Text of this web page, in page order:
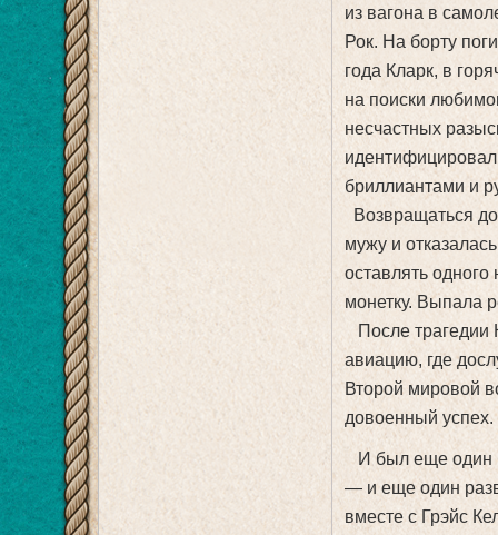
из вагона в
Рок. На борту
года Кларк, в
на поиски
несчастных
бриллиантами и
Возвращаться
мужу и
оставлять
монетку. Выпала
После трагедии
авиацию, где
Второй мировой
довоенный успех.
И был еще один
— и еще один
вместе с Грэйс